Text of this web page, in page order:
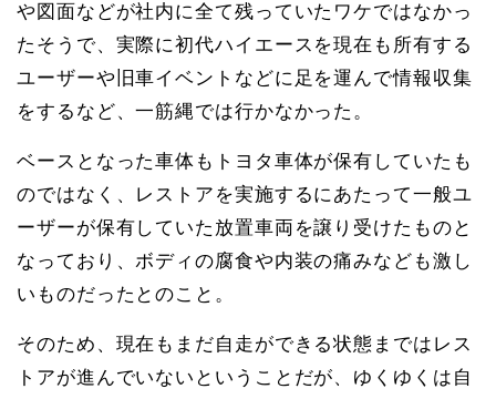
や図面などが社内に全て残っていたワケではなかっ
たそうで、実際に初代ハイエースを現在も所有する
ユーザーや旧車イベントなどに足を運んで情報収集
をするなど、一筋縄では行かなかった。
ベースとなった車体もトヨタ車体が保有していたも
のではなく、レストアを実施するにあたって一般ユ
ーザーが保有していた放置車両を譲り受けたものと
なっており、ボディの腐食や内装の痛みなども激し
いものだったとのこと。
そのため、現在もまだ自走ができる状態まではレス
トアが進んでいないということだが、ゆくゆくは自